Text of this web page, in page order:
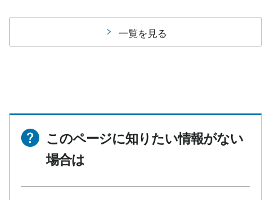
一覧を見る
このページに知りたい情報がない
場合は